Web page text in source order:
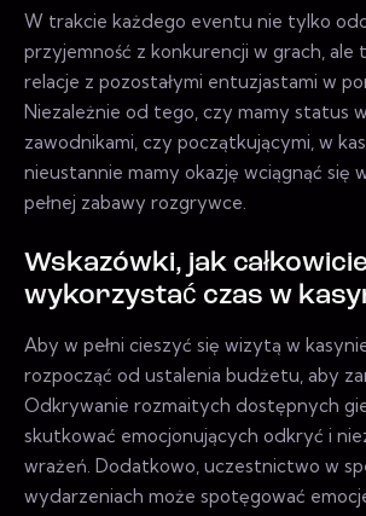
W trakcie każdego eventu nie tylko
przyjemność z konkurencji w grach, ale
relacje z pozostałymi entuzjastami w
Niezależnie od tego, czy mamy status
zawodnikami, czy początkującymi, w
nieustannie mamy okazję wciągnąć się
pełnej zabawy rozgrywce.
Wskazówki, jak całkowicie
wykorzystać czas w
Aby w pełni cieszyć się wizytą w
rozpocząć od ustalenia budżetu, aby
Odkrywanie rozmaitych dostępnych
skutkować emocjonujących odkryć i
wrażeń. Dodatkowo, uczestnictwo w
wydarzeniach może spotęgować